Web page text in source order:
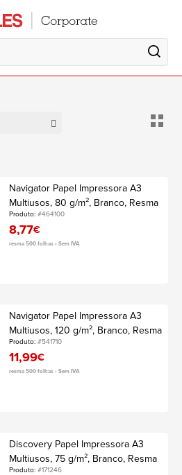
Navigator Papel Impressora A3
Multiusos, 80 g/m², Branco, Resma
Produto:#464100
8,77€
resma 500 folhas • Sem IVA
Navigator Papel Impressora A3
Multiusos, 120 g/m², Branco, Resma
Produto:#541710
11,99€
resma 500 folhas • Sem IVA
Discovery Papel Impressora A3
Multiusos, 75 g/m², Branco, Resma
Produto:#171246